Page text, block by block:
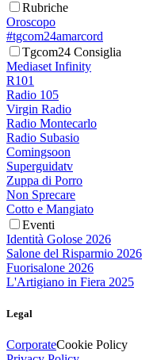
Rubriche
Oroscopo
#tgcom24amarcord
Tgcom24 Consiglia
Mediaset Infinity
R101
Radio 105
Virgin Radio
Radio Montecarlo
Radio Subasio
Comingsoon
Superguidatv
Zuppa di Porro
Non Sprecare
Cotto e Mangiato
Eventi
Identità Golose 2026
Salone del Risparmio 2026
Fuorisalone 2026
L'Artigiano in Fiera 2025
Legal
CorporateCookie Policy